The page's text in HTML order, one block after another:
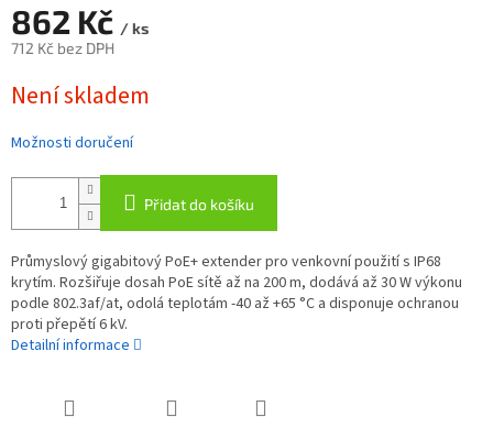
862 Kč / ks
712 Kč bez DPH
cena:
Není skladem
Možnosti doručení
Přidat do košíku
Průmyslový gigabitový PoE+ extender pro venkovní použití s IP68
krytím. Rozšiřuje dosah PoE sítě až na 200 m, dodává až 30 W výkonu
podle 802.3af/at, odolá teplotám -40 až +65 °C a disponuje ochranou
proti přepětí 6 kV.
Detailní informace